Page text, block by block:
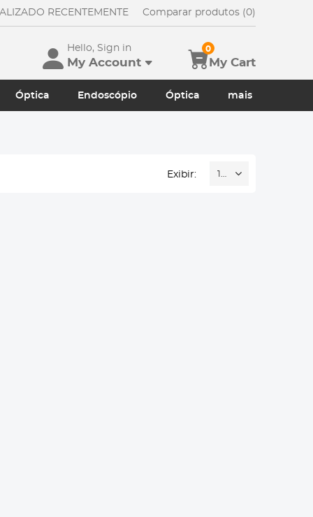
RECENTEMENTE Comparar produtos (0)
Hello, Sign in
My Account My Cart
0
Óptica Endoscópio Óptica mais
Exibir: 16